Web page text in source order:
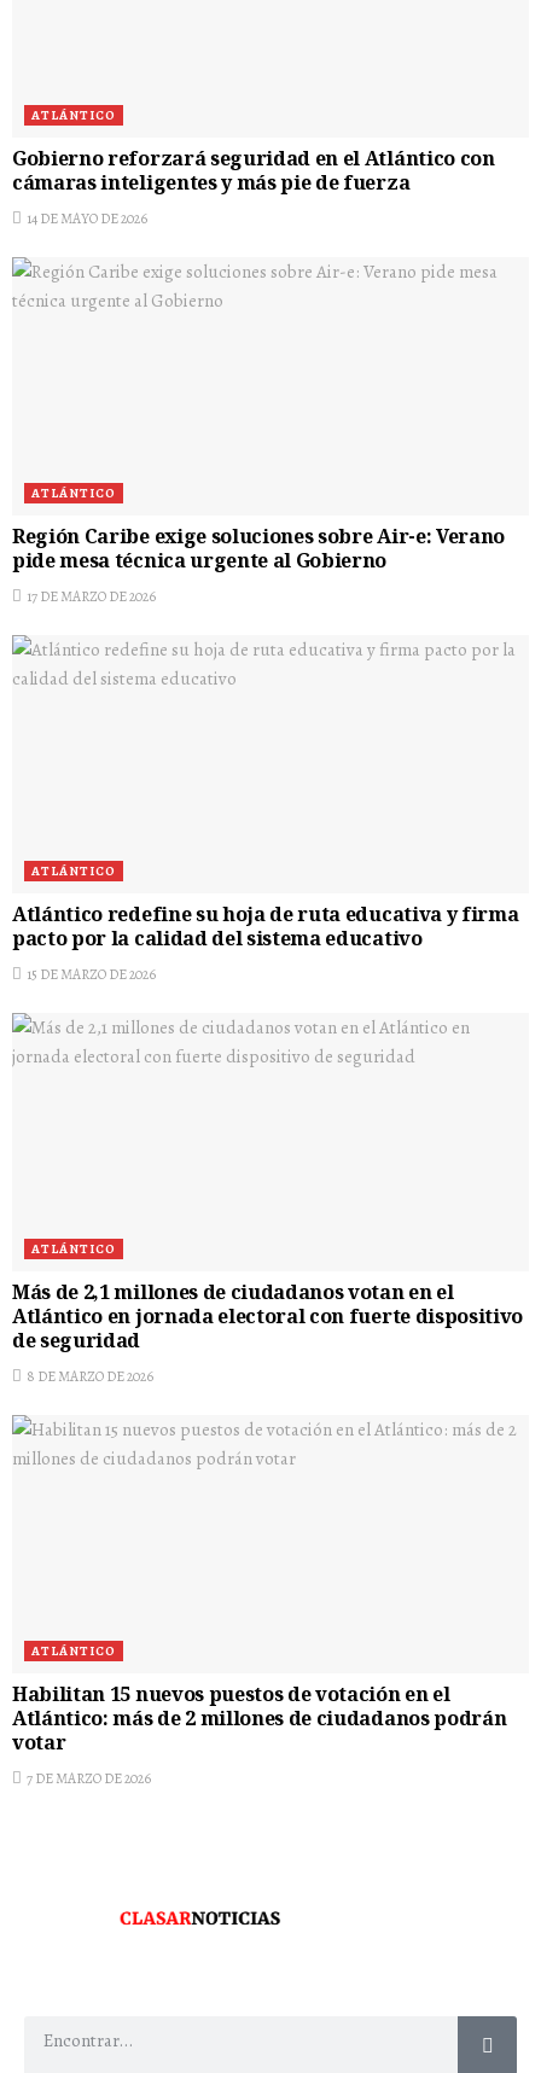
ATLÁNTICO
Gobierno reforzará seguridad en el Atlántico con
cámaras inteligentes y más pie de fuerza
14 DE MAYO DE 2026
ATLÁNTICO
Región Caribe exige soluciones sobre Air-e: Verano
pide mesa técnica urgente al Gobierno
17 DE MARZO DE 2026
ATLÁNTICO
Atlántico redefine su hoja de ruta educativa y firma
pacto por la calidad del sistema educativo
15 DE MARZO DE 2026
ATLÁNTICO
Más de 2,1 millones de ciudadanos votan en el
Atlántico en jornada electoral con fuerte dispositivo
de seguridad
8 DE MARZO DE 2026
ATLÁNTICO
Habilitan 15 nuevos puestos de votación en el
Atlántico: más de 2 millones de ciudadanos podrán
votar
7 DE MARZO DE 2026